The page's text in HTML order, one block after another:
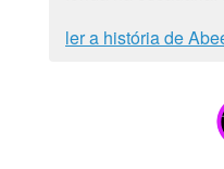
ler a história de